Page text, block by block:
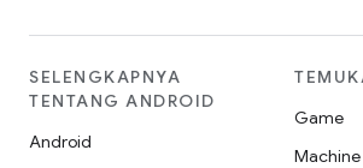
SELENGKAPNYA
TENTANG ANDROID
Android
Game